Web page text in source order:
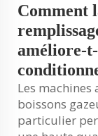
Comment
améliore-
Les machines
boissons
particulier